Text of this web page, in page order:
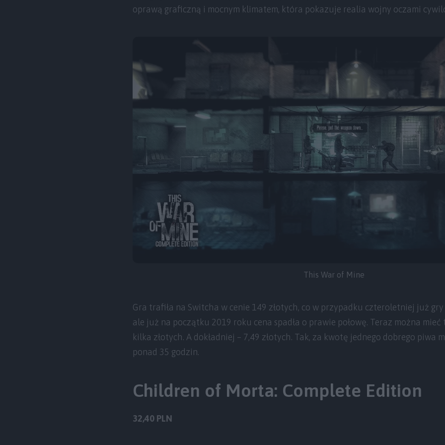
oprawą graficzną i mocnym klimatem, która pokazuje realia wojny oczami
This War of Mine
Gra trafiła na Switcha w cenie 149 złotych, co w przypadku czteroletniej już gry
ale już na początku 2019 roku cena spadła o prawie połowę. Teraz można mieć
kilka złotych. A dokładniej – 7,49 złotych. Tak, za kwotę jednego dobrego piwa
ponad 35 godzin.
Children of Morta: Complete Edition
32,40 PLN